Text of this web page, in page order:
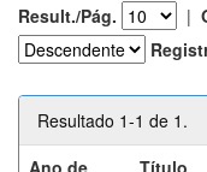
Result./Pág. |
Resultado 1-1 de 1.
Ano de
Título